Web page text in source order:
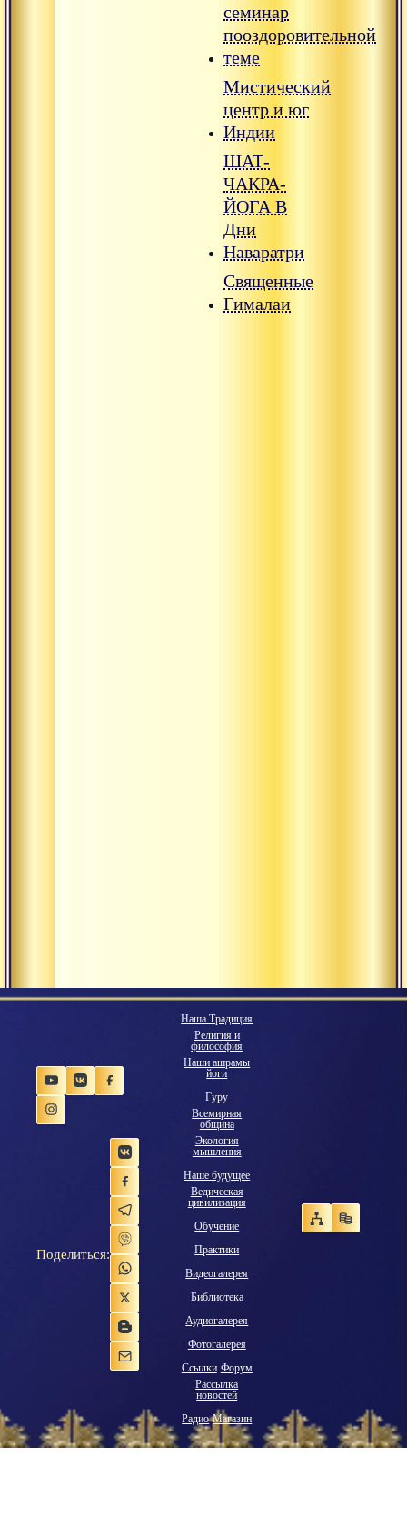
семинар
пооздоровительной
теме
Мистический
центр и юг
Индии
ШАТ-
ЧАКРА-
ЙОГА В
Дни
Наваратри
Священные
Гималаи
Поделиться:
Наша Традиция
Религия и
философия
Наши ашрамы
йоги
Гуру
Всемирная
община
Экология
мышления
Наше будущее
Ведическая
цивилизация
Обучение
Практики
Видеогалерея
Библиотека
Аудиогалерея
Фотогалерея
Ссылки Форум
Рассылка
новостей
Радио Магазин